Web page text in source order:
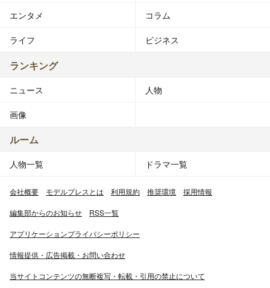
名とともにチーム4に昇格。
5月23日に発売された26thシングル「真夏のSounds good
8月24日に開催された『AKB48 in TOKYO DOME ～
ームAへの異動とチーム4の消滅が発表される。
11月2日、チームAウェイティング公演のスターティング
メンバーとして新チームでの活動を開始する。
2014年
大組閣祭り～時代は変わる。だけど、僕らは前しか向かね
え！～」において、チームBへの異動が発表される。
京系）で大和田南那、川栄李奈とともに連続ドラマ初主演
を果たす。
5月20日から6月6日にかけて投票が実施された『AKB48
エンタメ コラム
ライフ ビジネス
ランキング
ニュース 人物
画像
ルーム
人物一覧 ドラマ一覧
会社概要 モデルプレスとは 利用規約 推奨環境 採用情報
編集部からのお知らせ RSS一覧
アプリケーションプライバシーポリシー
情報提供・広告掲載・お問い合わせ
当サイトコンテンツの無断複写・転載・引用の禁止について